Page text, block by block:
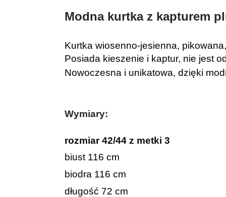
Modna kurtka z kapturem
Kurtka wiosenno-jesienna,
Posiada kieszenie i kaptur, nie jest
Nowoczesna i unikatowa, dzięki
Wymiary:
rozmiar 42/44 z metki 3
biust 116 cm
biodra 116 cm
długość 72 cm